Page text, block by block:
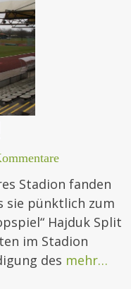
Stadion fanden
sie pünktlich zum
Hajduk Split
im Stadion
des mehr…